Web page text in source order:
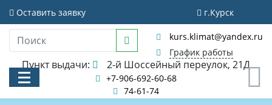
Оставить заявку г.Курск
kurs.klimat@yandex.ru
График работы
Пункт выдачи: 2-й Шоссейный переулок, 21Д
+7-906-692-60-68
74-61-74